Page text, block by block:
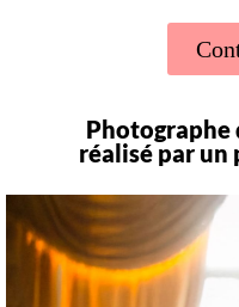
Photographe
réalisé par